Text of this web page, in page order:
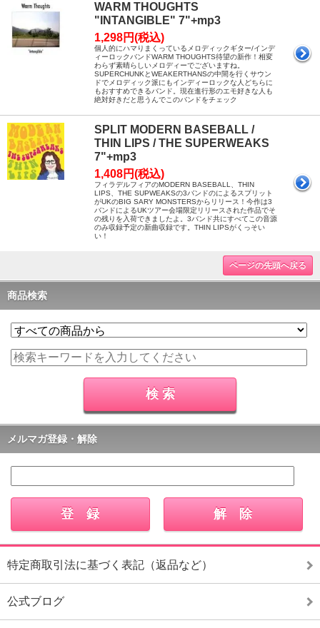
WARM THOUGHTS
"INTANGIBLE" 7"+mp3
1,298円(税込)
個人的にハマりまくっているメロディックギター/インデ
ィーロックバンドWARM THOUGHTS待望の新作！相変
わらず素晴らしいメロディーでございますね。
SUPERCHUNKとWEAKERTHANSの中間を行くサウン
ドでメロディック派にもインディーロックな人どちらに
もおすすめできるバンド。現在進行形のエモ好きな人も
絶対好きだと思うんでこのバンドをチェック
SPLIT MODERN BASEBALL /
THIN LIPS / THE SUPERWEAKS
7"+mp3
1,408円(税込)
フィラデルフィアのMODERN BASEBALL、THIN
LIPS、THE SUPWEAKSの3バンドのによるスプリット
がUKのBIG SARY MONSTERSからリリース！今作は3
バンドによるUKツアー会場限定リリースされた作品でそ
の残りを入荷できましたよ。3バンド共にすべてこの音源
のみ収録予定の新曲収録です。THIN LIPSがくっそい
い！
ページの先頭へ戻る
商品検索
メルマガ登録・解除
特定商取引法に基づく表記（返品など）
公式ブログ